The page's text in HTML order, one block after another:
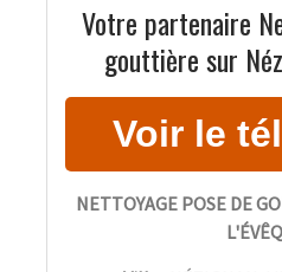
Votre partenaire
gouttière sur
NETTOYAGE POSE DE